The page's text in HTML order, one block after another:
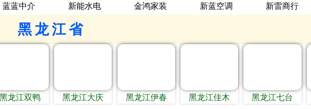
蓝蓝中介 新能水电 金鸿家装 新蓝空调 新雷商行
黑龙江省
黑龙江双鸭 黑龙江大庆 黑龙江伊春 黑龙江佳木 黑龙江七台